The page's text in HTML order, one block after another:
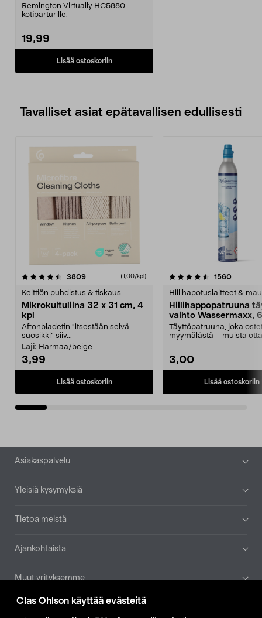
Clas Ohlson käyttää evästeitä
Remington Virtually HC5880
kotiparturille.
19,99
Lisää ostoskoriin
Tavalliset asiat epätavallisen edullisesti
3809arvostelut (1,00/kpl)
Keittiön puhdistus & tiskaus
Mikrokuituliina 32 x 31 cm, 4
kpl
Aftonbladetin "itsestään selvä
suosikki" siiv...
Laji: Harmaa/beige
3,99
Lisää ostoskoriin
4.5viidestä
1560
Hiilihapotuslaitteet &
Hiilihappopatruuna
vaihto Wassermaxx,
Täyttöpatruuna, joka
myymälästä – muista
3,00
Lisää ostoskoriin
4.5viidestä
Alatunniste
Asiakaspalvelu
Yleisiä kysymyksiä
Tietoa meistä
Ajankohtaista
Muut yrityksemme
Etsi myymälä